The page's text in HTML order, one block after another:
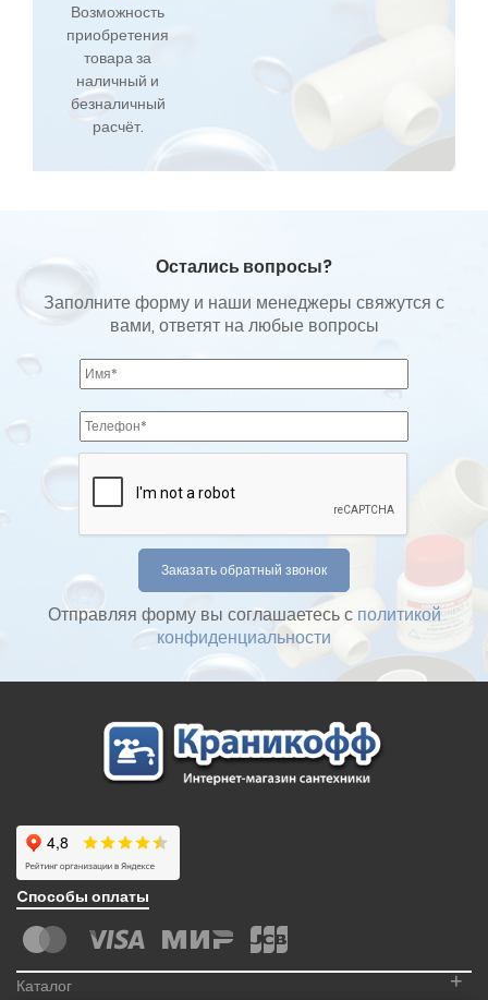
Возможность
приобретения
товара за
наличный и
безналичный
расчёт.
Остались вопросы?
Заполните форму и наши менеджеры свяжутся с
вами, ответят на любые вопросы
Отправляя форму вы соглашаетесь с политикой
конфиденциальности
Cпособы оплаты
Каталог +